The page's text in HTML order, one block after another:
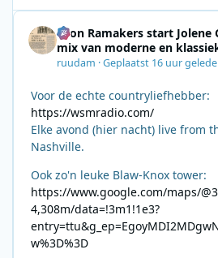
Leon Ramakers start
mix van moderne en
ruudam ·Geplaatst 16 uur
Voor de echte countryliefhebber:
https://wsmradio.com/
Elke avond (hier nacht) live from
Nashville.
Ook zo'n leuke Blaw-Knox tower:
https://www.google.com/maps/
4,308m/data=!3m1!1e3?
w%3D%3D